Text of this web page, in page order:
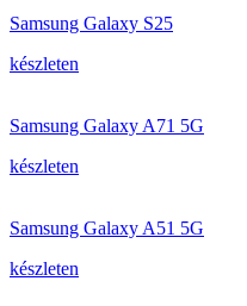
Samsung Galaxy S25
készleten
Samsung Galaxy A71 5G
készleten
Samsung Galaxy A51 5G
készleten